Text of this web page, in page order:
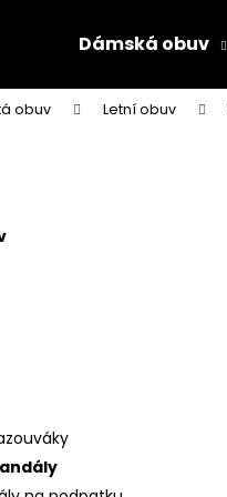
Dámská obuv
obuv Letní obuv